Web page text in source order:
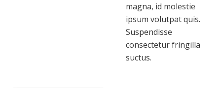
magna, id molestie
ipsum volutpat quis.
Suspendisse
consectetur fringilla
suctus.